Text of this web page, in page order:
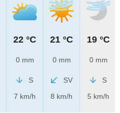
22 °C
0 mm
S
7 km/h
21 °C
0 mm
SV
8 km/h
19 °C
0 mm
S
5 km/h